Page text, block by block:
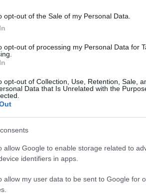
opt-out of the Sale of my Personal Data.
opt-out of processing my Personal Data for
opt-out of Collection, Use, Retention, Sale,
Data that Is Unrelated with the
allow Google to enable storage related to
identifiers in apps.
allow my user data to be sent to Google for
x 1,024)
x 2,048)
(4,608 x 3,072)